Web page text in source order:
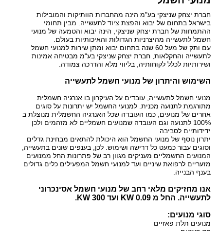
ברזל
חברת יצחק שניצקי בע"מ הינה מהחברות הוותיקות והמובילות
בישראל בתחום של יבוא והפצת ציוד לתעשייה. מבין תחומי
ההתמחות של חברת יצחק שניצקי, הינה יבוא והטמעה של מנועי
חשמל לתעשייה מהיצרניות הגדולות והאיכותיות בעולם.
עם ותק של מעל 60 שנה בתחום יבוא ומתן שירות למנועי חשמל
לתעשייה והחקלאות, חברת יצחק שניצקי בע"מ מבטיחה אמינות
ושירותיות לכלל לקוחותיה, בליווי מלא והדרכה צמודה.
השימוש והיתרון של מנועי חשמל לתעשייה
מנועי חשמל לתעשייה, עובדים על העיקרון בו אנרגיה חשמלית
מתורגמת לתנועה מכנית. למנועי החשמל יש יתרונות על סוגים
אחרים של מנועים, כמו העובדה שכל האנרגיה החשמלית מנוצלת ב
100% לתנועה וגם העובדה שמנועים חשמליים לא מזהמים ולכן
ידידותיים לסביבה.
יתרון נוסף של מנועי החשמל הוא היכולת להתאים מבחינת גדלים
וסוגים עבור כמעט כל דרישה ושימוש. לכן, בענפים שונים בתעשייה,
המנועים החשמליים מעניקים מגוון רב של פתרונות החל ממנועים
מזעריים לרפואת שיניים ועד למנועי חשמל המפעילים כלים גדולים
בענף הבנייה.
אנו מחזיקים מלאי רחב של מנועי חשמל אסינכרוני
לתעשייה. החל מ 0.09 KW ועד 300 KW.
סוגי מנועים:
מנועים תלת פאזיים